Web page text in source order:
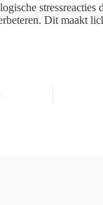
stressreacties
Dit maakt